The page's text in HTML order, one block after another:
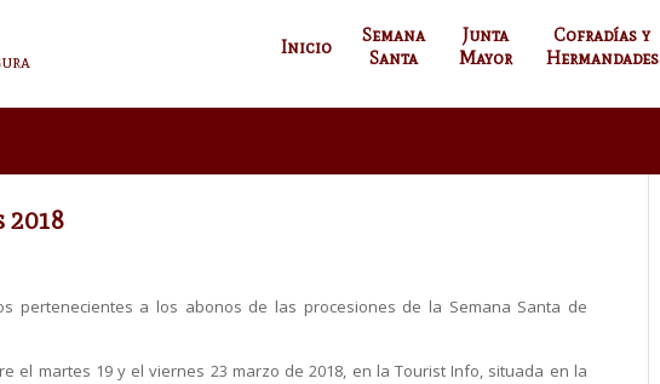
Inicio
Semana
Santa
Junta
Mayor
Cofradías y
Hermandades
2018
pertenecientes a los abonos de las procesiones de la Semana Santa de
el martes 19 y el viernes 23 marzo de 2018, en la Tourist Info, situada en la